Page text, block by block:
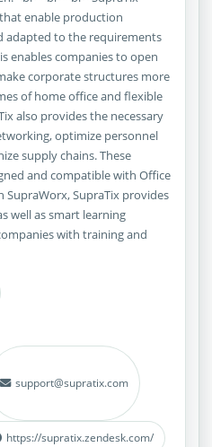
enable production
adapted to the requirements
enables companies to open
corporate structures more
of home office and flexible
also provides the necessary
optimize personnel
supply chains. These
and compatible with Office
SupraWorx, SupraTix provides
well as smart learning
with training and
support@supratix.com
https://supratix.zendesk.com/